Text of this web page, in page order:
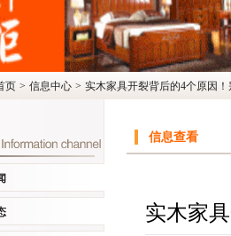
页 > 信息中心 > 实木家具开裂背后的4个原因
信息查看
实木家